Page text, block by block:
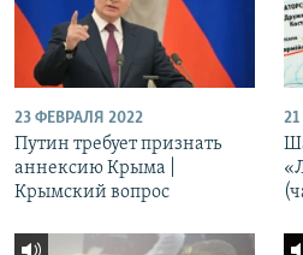
23 ФЕВРАЛЯ 2022
Путин требует признать
аннексию Крыма |
Крымский вопрос